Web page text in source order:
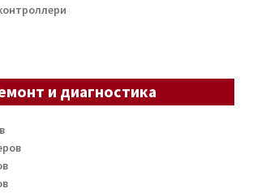
и диагностика